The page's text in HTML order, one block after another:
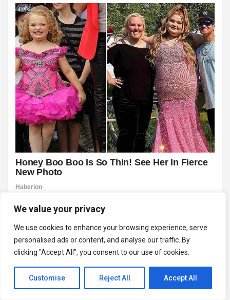
We value your privacy
We use cookies to enhance your browsing experience, serve
personalised ads or content, and analyse our traffic. By
clicking "Accept All", you consent to our use of cookies.
Customise Reject All Accept All